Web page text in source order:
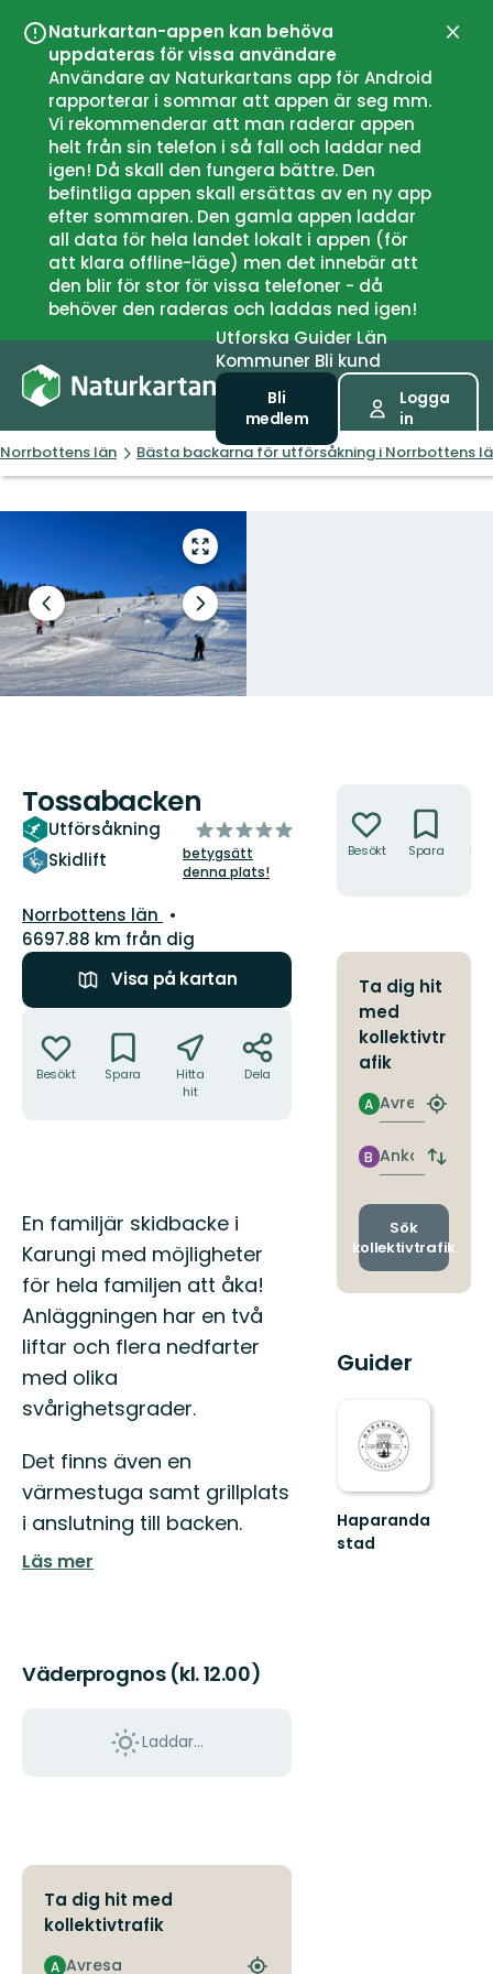
Naturkartan-appen kan behöva
uppdateras för vissa användare
Användare av Naturkartans app för Android
rapporterar i sommar att appen är seg mm.
Vi rekommenderar att man raderar appen
helt från sin telefon i så fall och laddar ned
igen! Då skall den fungera bättre. Den
befintliga appen skall ersättas av en ny app
efter sommaren. Den gamla appen laddar
all data för hela landet lokalt i appen (för
att klara offline-läge) men det innebär att
den blir för stor för vissa telefoner - då
behöver den raderas och laddas ned igen!
UtforskaGuiderLän
Kommuner Bli kund
Bli
medlem
Logga
in
Norrbottens län Bästa backarna för utförsåkning i Norrbottens
Gå
till
helskärmsläge
Föregående
bild
Nästa
bildspel
Tossabacken
Utförsåkning
Skidlift
av
5
stjärnor
betygsätt
denna plats!
Län:
Norrbottens län
6697.88 km från dig
Visa på kartan
Besökt Spara
Hitta
hit
Dela
Beskrivning
En familjär skidbacke i
Karungi med möjligheter
för hela familjen att åka!
Anläggningen har en två
liftar och flera nedfarter
med olika
svårighetsgrader.
Det finns även en
värmestuga samt grillplats
i anslutning till backen.
Läs mer
Väderprognos (kl. 12.00)
Laddar...
Ta dig hit med
kollektivtrafik
Avresa
A
Besökt Spara
Ta dig hit
med
kollektivtr
afik
Avresa
A
Hitta
Ankomst
B
Byt
och
Sök
kollektivtrafik
Guider
Haparanda
stad